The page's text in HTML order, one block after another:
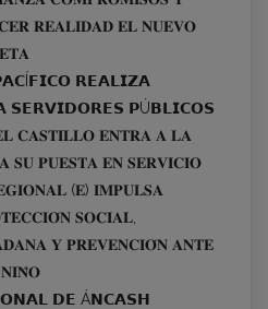
𝐑𝐄𝐀𝐋𝐈𝐃𝐀𝐃 𝐄𝐋 𝐍𝐔𝐄𝐕𝐎
𝗥𝗘𝗔𝗟𝗜𝗭𝗔
𝗦𝗘𝗥𝗩𝗜𝗗𝗢𝗥𝗘𝗦 𝗣Ú𝗕𝗟𝗜𝗖𝗢𝗦
𝐂𝐀𝐒𝐓𝐈𝐋𝐋𝐎 𝐄𝐍𝐓𝐑𝐀 𝐀 𝐋𝐀
𝐒𝐔 𝐏𝐔𝐄𝐒𝐓𝐀 𝐄𝐍 𝐒𝐄𝐑𝐕𝐈𝐂𝐈𝐎
(𝐄) 𝐈𝐌𝐏𝐔𝐋𝐒𝐀
𝐒𝐎𝐂𝐈𝐀𝐋,
𝐘 𝐏𝐑𝐄𝐕𝐄𝐍𝐂𝐈𝐎́𝐍 𝐀𝐍𝐓𝐄
𝗗𝗘 Á𝗡𝗖𝗔𝗦𝗛